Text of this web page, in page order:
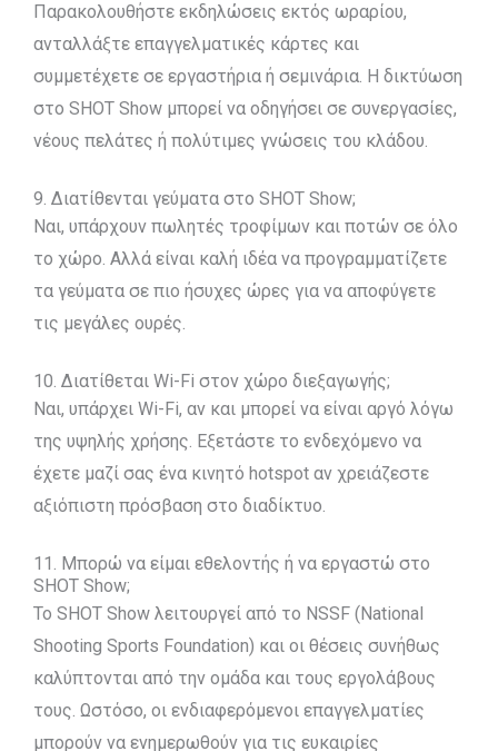
Παρακολουθήστε εκδηλώσεις εκτός ωραρίου,
ανταλλάξτε επαγγελματικές κάρτες και
συμμετέχετε σε εργαστήρια ή σεμινάρια. Η δικτύωση
στο SHOT Show μπορεί να οδηγήσει σε συνεργασίες,
νέους πελάτες ή πολύτιμες γνώσεις του κλάδου.
9. Διατίθενται γεύματα στο SHOT Show;
Ναι, υπάρχουν πωλητές τροφίμων και ποτών σε όλο
το χώρο. Αλλά είναι καλή ιδέα να προγραμματίζετε
τα γεύματα σε πιο ήσυχες ώρες για να αποφύγετε
τις μεγάλες ουρές.
10. Διατίθεται Wi-Fi στον χώρο διεξαγωγής;
Ναι, υπάρχει Wi-Fi, αν και μπορεί να είναι αργό λόγω
της υψηλής χρήσης. Εξετάστε το ενδεχόμενο να
έχετε μαζί σας ένα κινητό hotspot αν χρειάζεστε
αξιόπιστη πρόσβαση στο διαδίκτυο.
11. Μπορώ να είμαι εθελοντής ή να εργαστώ στο
SHOT Show;
Το SHOT Show λειτουργεί από το NSSF (National
Shooting Sports Foundation) και οι θέσεις συνήθως
καλύπτονται από την ομάδα και τους εργολάβους
τους. Ωστόσο, οι ενδιαφερόμενοι επαγγελματίες
μπορούν να ενημερωθούν για τις ευκαιρίες